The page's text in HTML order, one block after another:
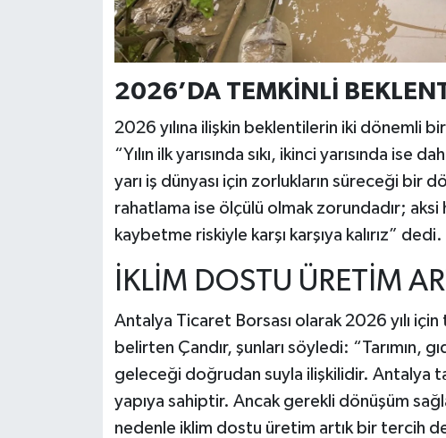
2026’DA TEMKİNLİ
2026 yılına ilişkin beklentilerin iki dönemli
“Yılın ilk yarısında sıkı, ikinci yarısında
yarı iş dünyası için zorlukların süreceği bir
rahatlama ise ölçülü olmak zorundadır; aksi
kaybetme riskiyle karşı karşıya kalırız” dedi.
İKLİM DOSTU ÜRETİM
Antalya Ticaret Borsası olarak 2026 yılı için
belirten Çandır, şunları söyledi: “Tarımın,
geleceği doğrudan suyla ilişkilidir. Antalya
yapıya sahiptir. Ancak gerekli dönüşüm
nedenle iklim dostu üretim artık bir tercih